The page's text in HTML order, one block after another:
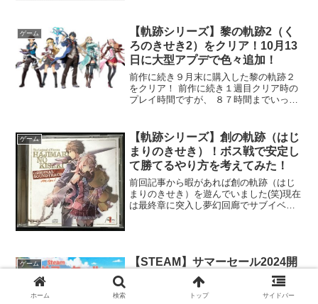
けたのがコレ 以前ヨドバシで見かけたと
きに、試しに使って良かった事...
ゲーム
【軌跡シリーズ】黎の軌跡2（く
ろのきせき2）をクリア！10月13
日に大型アプデで色々追加！
前作に続き９月末に購入した黎の軌跡２
をクリア！ 前作に続き１週目クリア時の
プレイ時間ですが、 ８７時間までいって
タイムリープものみたいで、スタートか
ら主人公が死亡した...
ゲーム
【軌跡シリーズ】創の軌跡（はじ
まりのきせき）！ボス戦で安定し
て勝てるやり方を考えてみた！
前回記事から暇があれば創の軌跡（はじ
まりのきせき）を遊んでいました(笑)現在
は最終章に突入し夢幻回廊でサブイベン
ゲーム
【STEAM】サマーセール2024開
始！ 気になる期間はいつまで？
今年もSTEAMサマーセールが開始されま
ホーム 検索 トップ サイドバー